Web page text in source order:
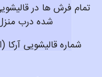
تمام فرش ها در
شده درب